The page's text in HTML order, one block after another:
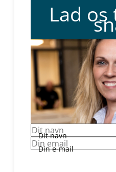
Lad os
Dit navn
Din e-mail